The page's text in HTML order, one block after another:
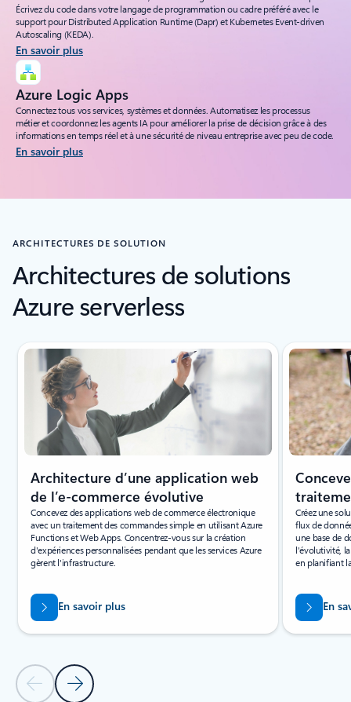
Écrivez du code dans votre langage de programmation ou cadre préféré avec le
support pour Distributed Application Runtime (Dapr) et Kubernetes Event-driven
Autoscaling (KEDA).
En savoir plus
Azure Logic Apps
Connectez tous vos services, systèmes et données. Automatisez les processus
métier et coordonnez les agents IA pour améliorer la prise de décision grâce à des
informations en temps réel et à une sécurité de niveau entreprise avec peu de code.
En savoir plus
ARCHITECTURES DE SOLUTION
Architectures de solutions
Azure serverless
Diapositive précédente
Diapositive suivante
Architecture d’une application web
de l’e-commerce évolutive
Concevez des applications web de commerce électronique
avec un traitement des commandes simple en utilisant Azure
Functions et Web Apps. Concentrez-vous sur la création
d'expériences personnalisées pendant que les services Azure
gèrent l'infrastructure.
En savoir plus
Créez une
flux de
une base de
l'évolutivité,
en planifiant
En